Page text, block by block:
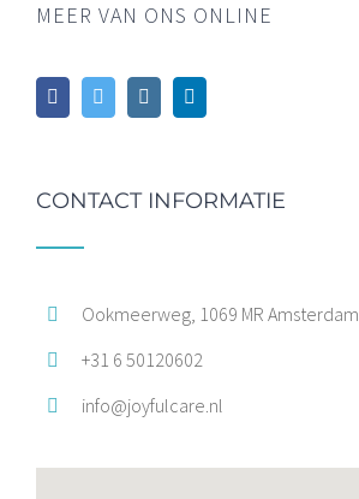
MEER VAN ONS ONLINE
CONTACT INFORMATIE
Ookmeerweg, 1069 MR Amsterdam
+31 6 50120602
info@joyfulcare.nl